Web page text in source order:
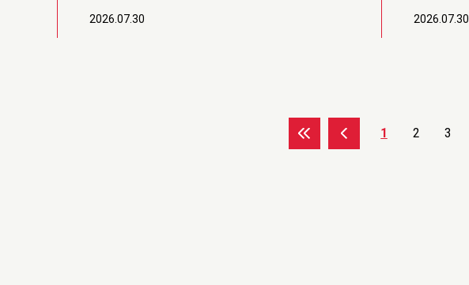
2026.07.30 2026.07.30
1 2 3